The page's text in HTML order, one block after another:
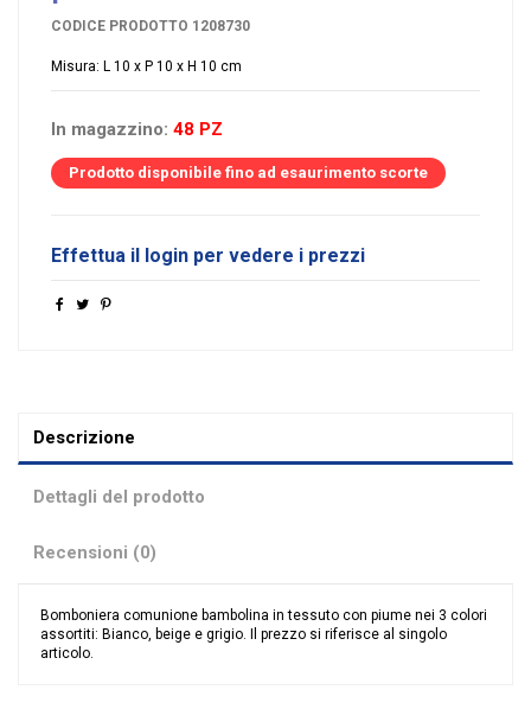
CODICE PRODOTTO 1208730
Misura: L 10 x P 10 x H 10 cm
In magazzino: 48 PZ
Prodotto disponibile fino ad esaurimento scorte
Effettua il login per vedere i prezzi
Descrizione
Dettagli del prodotto
Recensioni (0)
Bomboniera comunione bambolina in tessuto con piume nei 3 colori
assortiti: Bianco, beige e grigio. Il prezzo si riferisce al singolo
articolo.